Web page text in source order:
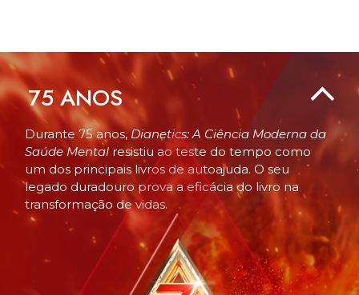
75ANOS
Durante 75 anos,Dianetics: A Ciência Moderna da
Saúde Mental resistiu ao teste do tempo como
um dos principais livros de autoajuda. O seu
legado duradouro prova a eficácia do livro na
transformação de vidas.